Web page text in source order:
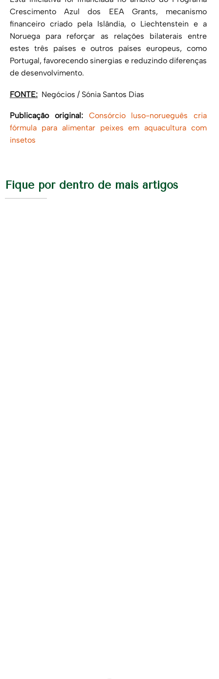
Crescimento Azul dos EEA Grants, mecanismo
financeiro criado pela Islândia, o Liechtenstein e a
Noruega para reforçar as relações bilaterais entre
estes três países e outros países europeus, como
Portugal, favorecendo sinergias e reduzindo diferenças
de desenvolvimento.
FONTE: Negócios / Sónia Santos Dias
Publicação original:
Consórcio luso-norueguês cria
fórmula para alimentar peixes em aquacultura com
insetos
Fique por dentro de mais artigos